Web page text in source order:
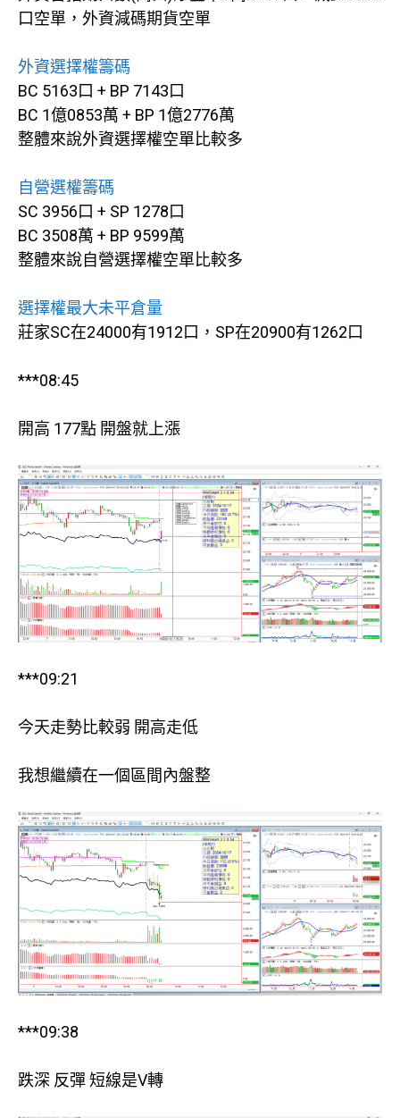
口空單，外資減碼期貨空單
外資選擇權籌碼
BC 5163口 + BP 7143口
BC 1億0853萬 + BP 1億2776萬
整體來說外資選擇權空單比較多
自營選權籌碼
SC 3956口 + SP 1278口
BC 3508萬 + BP 9599萬
整體來說自營選擇權空單比較多
選擇權最大未平倉量
莊家SC在24000有1912口，SP在20900有1262口
***08:45
開高 177點 開盤就上漲
***09:21
今天走勢比較弱 開高走低
我想繼續在一個區間內盤整
***09:38
跌深 反彈 短線是V轉